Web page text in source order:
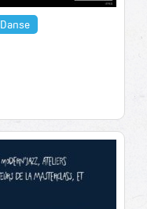
Danse